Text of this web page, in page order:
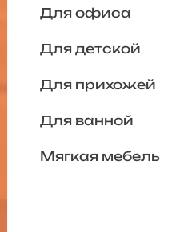
Для офиса
Для детской
Для прихожей
Для ванной
Мягкая мебель